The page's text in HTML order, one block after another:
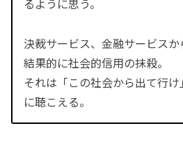
るように思う。
決裁サービス、金融サービスか
結果的に社会的信用の抹殺。
それは「この社会から出て行
に聴こえる。